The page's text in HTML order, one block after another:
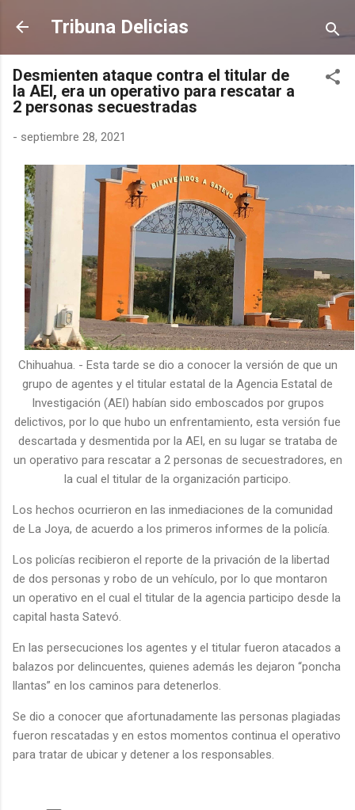
Ir al contenido principal
Tribuna Delicias
Desmienten ataque contra el titular de
la AEI, era un operativo para rescatar a
2 personas secuestradas
- septiembre 28, 2021
Chihuahua. - Esta tarde se dio a conocer la versión de que un
grupo de agentes y el titular estatal de la Agencia Estatal de
Investigación (AEI) habían sido emboscados por grupos
delictivos, por lo que hubo un enfrentamiento, esta versión fue
descartada y desmentida por la AEI, en su lugar se trataba de
un operativo para rescatar a 2 personas de secuestradores, en
la cual el titular de la organización participo.
Los hechos ocurrieron en las inmediaciones de la comunidad
de La Joya, de acuerdo a los primeros informes de la policía.
Los policías recibieron el reporte de la privación de la libertad
de dos personas y robo de un vehículo, por lo que montaron
un operativo en el cual el titular de la agencia participo desde la
capital hasta Satevó.
En las persecuciones los agentes y el titular fueron atacados a
balazos por delincuentes, quienes además les dejaron “poncha
llantas” en los caminos para detenerlos.
Se dio a conocer que afortunadamente las personas plagiadas
fueron rescatadas y en estos momentos continua el operativo
para tratar de ubicar y detener a los responsables.